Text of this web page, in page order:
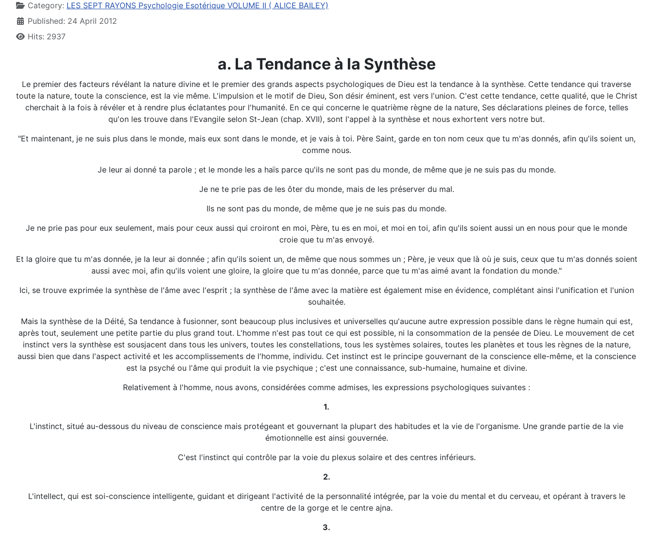
Category: LES SEPT RAYONS Psychologie Esotérique VOLUME II ( ALICE BAILEY)
Published: 24 April 2012
Hits: 2937
a. La Tendance à la Synthèse
Le premier des facteurs révélant la nature divine et le premier des grands aspects psychologiques de Dieu est la tendance à la synthèse. Cette tendance qui traverse
toute la nature, toute la conscience, est la vie même. L'impulsion et le motif de Dieu, Son désir éminent, est vers l'union. C'est cette tendance, cette qualité, que le Christ
cherchait à la fois à révéler et à rendre plus éclatantes pour l'humanité. En ce qui concerne le quatrième règne de la nature, Ses déclarations pleines de force, telles
qu'on les trouve dans l'Evangile selon St-Jean (chap. XVII), sont l'appel à la synthèse et nous exhortent vers notre but.
"Et maintenant, je ne suis plus dans le monde, mais eux sont dans le monde, et je vais à toi. Père Saint, garde en ton nom ceux que tu m'as donnés, afin qu'ils soient un,
comme nous.
Je leur ai donné ta parole ; et le monde les a haïs parce qu'ils ne sont pas du monde, de même que je ne suis pas du monde.
Je ne te prie pas de les ôter du monde, mais de les préserver du mal.
Ils ne sont pas du monde, de même que je ne suis pas du monde.
Je ne prie pas pour eux seulement, mais pour ceux aussi qui croiront en moi, Père, tu es en moi, et moi en toi, afin qu'ils soient aussi un en nous pour que le monde
croie que tu m'as envoyé.
Et la gloire que tu m'as donnée, je la leur ai donnée ; afin qu'ils soient un, de même que nous sommes un ; Père, je veux que là où je suis, ceux que tu m'as donnés soient
aussi avec moi, afin qu'ils voient une gloire, la gloire que tu m'as donnée, parce que tu m'as aimé avant la fondation du monde."
Ici, se trouve exprimée la synthèse de l'âme avec l'esprit ; la synthèse de l'âme avec la matière est également mise en évidence, complétant ainsi l'unification et l'union
souhaitée.
Mais la synthèse de la Déité, Sa tendance à fusionner, sont beaucoup plus inclusives et universelles qu'aucune autre expression possible dans le règne humain qui est,
après tout, seulement une petite partie du plus grand tout. L'homme n'est pas tout ce qui est possible, ni la consommation de la pensée de Dieu. Le mouvement de cet
instinct vers la synthèse est sousjacent dans tous les univers, toutes les constellations, tous les systèmes solaires, toutes les planètes et tous les règnes de la nature,
aussi bien que dans l'aspect activité et les accomplissements de l'homme, individu. Cet instinct est le principe gouvernant de la conscience elle-même, et la conscience
est la psyché ou l'âme qui produit la vie psychique ; c'est une connaissance, sub-humaine, humaine et divine.
Relativement à l'homme, nous avons, considérées comme admises, les expressions psychologiques suivantes :
1.
L'instinct, situé au-dessous du niveau de conscience mais protégeant et gouvernant la plupart des habitudes et la vie de l'organisme. Une grande partie de la vie
émotionnelle est ainsi gouvernée.
C'est l'instinct qui contrôle par la voie du plexus solaire et des centres inférieurs.
2.
L'intellect, qui est soi-conscience intelligente, guidant et dirigeant l'activité de la personnalité intégrée, par la voie du mental et du cerveau, et opérant à travers le
centre de la gorge et le centre ajna.
3.